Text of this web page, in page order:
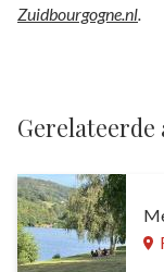
Zuidbourgogne.nl